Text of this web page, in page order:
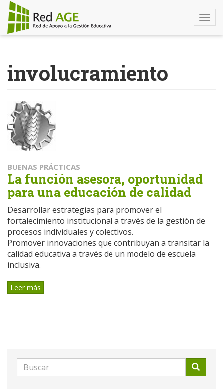
contenido
principal
involucramiento
BUENAS PRÁCTICAS
La función asesora, oportunidad
para una educación de calidad
Desarrollar estrategias para promover el
fortalecimiento institucional a través de la gestión de
procesos individuales y colectivos.
Promover innovaciones que contribuyan a transitar la
calidad educativa a través de un modelo de escuela
inclusiva.
Leer más
Formulario
de